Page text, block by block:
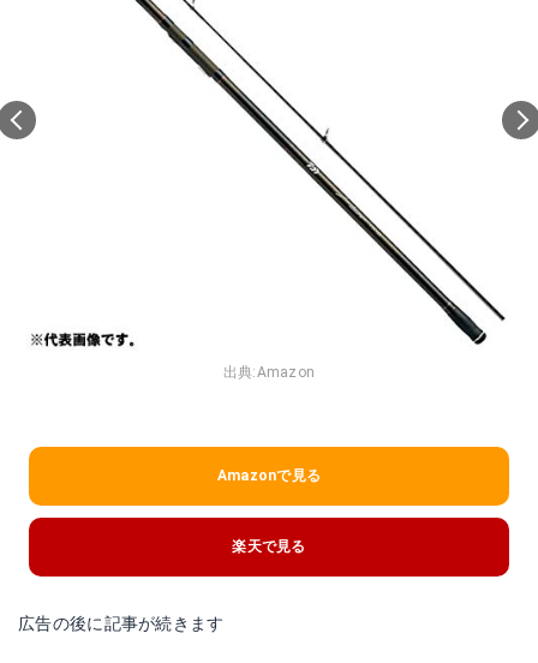
出典:Amazon
Amazonで見る
楽天で見る
広告の後に記事が続きます